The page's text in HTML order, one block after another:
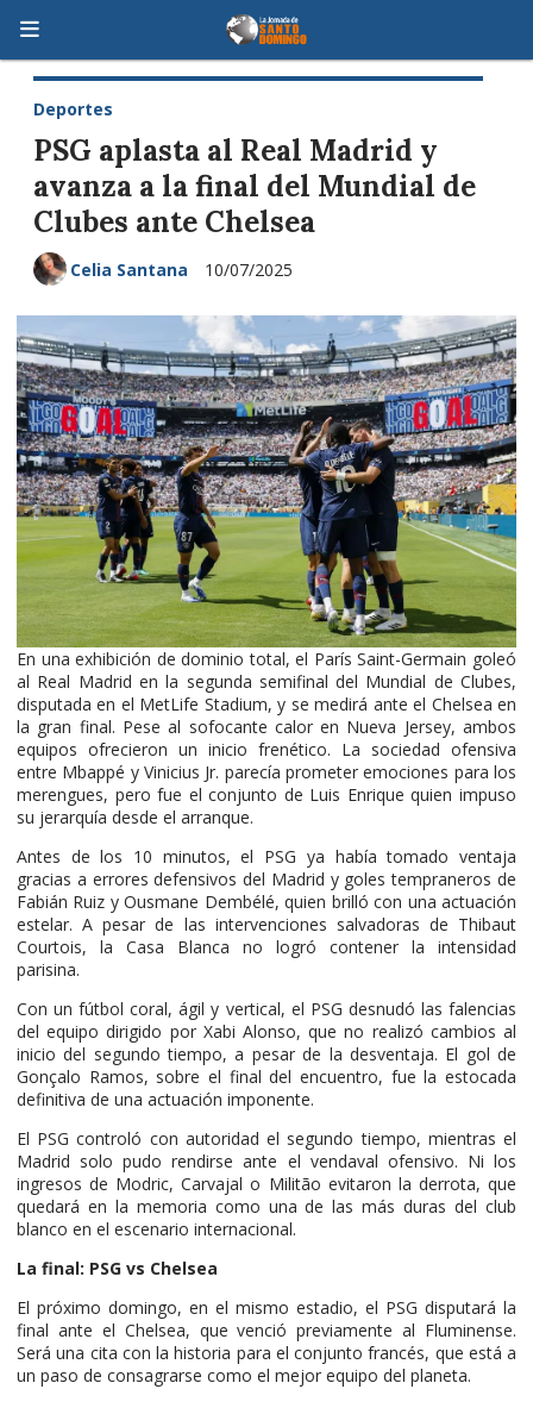
PSG aplasta al Real Madrid y
avanza a la final del Mundial de
Clubes ante Chelsea
Deportes
10/07/2025
Celia Santana
En una exhibición de dominio total, el París Saint-Germain goleó
al Real Madrid en la segunda semifinal del Mundial de Clubes,
disputada en el MetLife Stadium, y se medirá ante el Chelsea en
la gran final. Pese al sofocante calor en Nueva Jersey, ambos
equipos ofrecieron un inicio frenético. La sociedad ofensiva
entre Mbappé y Vinicius Jr. parecía prometer emociones para los
merengues, pero fue el conjunto de Luis Enrique quien impuso
su jerarquía desde el arranque.
Antes de los 10 minutos, el PSG ya había tomado ventaja
gracias a errores defensivos del Madrid y goles tempraneros de
Fabián Ruiz y Ousmane Dembélé, quien brilló con una actuación
estelar. A pesar de las intervenciones salvadoras de Thibaut
Courtois, la Casa Blanca no logró contener la intensidad
parisina.
Con un fútbol coral, ágil y vertical, el PSG desnudó las falencias
del equipo dirigido por Xabi Alonso, que no realizó cambios al
inicio del segundo tiempo, a pesar de la desventaja. El gol de
Gonçalo Ramos, sobre el final del encuentro, fue la estocada
definitiva de una actuación imponente.
El PSG controló con autoridad el segundo tiempo, mientras el
Madrid solo pudo rendirse ante el vendaval ofensivo. Ni los
ingresos de Modric, Carvajal o Militão evitaron la derrota, que
quedará en la memoria como una de las más duras del club
blanco en el escenario internacional.
La final: PSG vs Chelsea
El próximo domingo, en el mismo estadio, el PSG disputará la
final ante el Chelsea, que venció previamente al Fluminense.
Será una cita con la historia para el conjunto francés, que está a
un paso de consagrarse como el mejor equipo del planeta.